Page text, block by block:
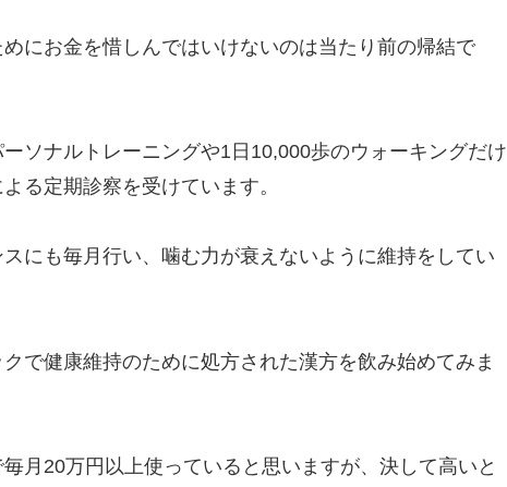
にお金を惜しんではいけないのは当たり前の帰結で
ソナルトレーニングや1日10,000歩のウォーキングだけ
る定期診察を受けています。
にも毎月行い、噛む力が衰えないように維持をしてい
で健康維持のために処方された漢方を飲み始めてみま
月20万円以上使っていると思いますが、決して高いと